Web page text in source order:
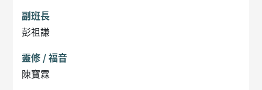
副班長
彭祖謙
靈修 / 福音
陳寶霖